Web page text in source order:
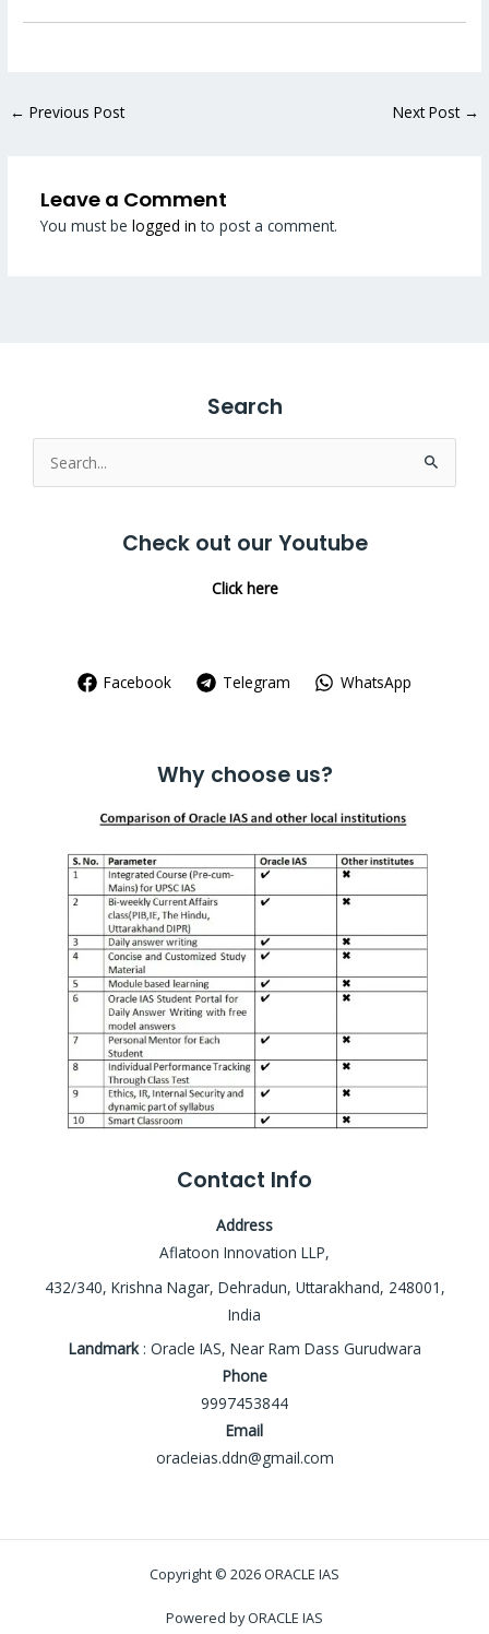
← Previous Post Next Post →
Leave a Comment
You must be logged in to post a comment.
Search
Search
for:
Check out our Youtube
Click here
Facebook Telegram WhatsApp
Why choose us?
Contact Info
Address
Aflatoon Innovation LLP,
432/340, Krishna Nagar, Dehradun, Uttarakhand, 248001,
India
Landmark: Oracle IAS, Near Ram Dass Gurudwara
Phone
9997453844
Email
oracleias.ddn@gmail.com
Copyright © 2026 ORACLE IAS
Powered by ORACLE IAS